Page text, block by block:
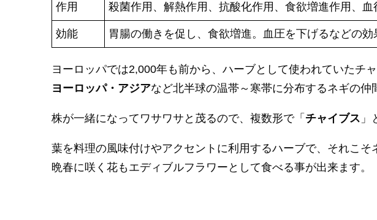
作用 殺菌作用、解熱作用、抗酸化作用、食欲増進作用、血
効能 胃腸の働きを促し、食欲増進。血圧を下げるなどの効
ヨーロッパでは2,000年も前から、ハーブとして使われていたチャ
ヨーロッパ・アジアなど北半球の温帯～寒帯に分布するネギの仲
株が一緒になってワサワサと茂るので、複数形で「 チャイブス 」
葉を料理の風味付けやアクセントに利用するハーブで、それこそ
晩春に咲く花もエディブルフラワーとして食べる事が出来ます。